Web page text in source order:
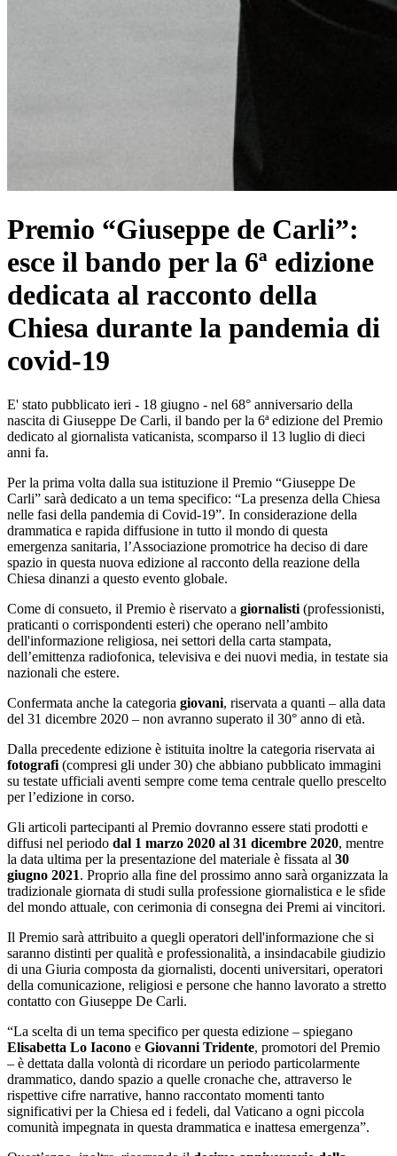
Premio “Giuseppe de Carli”:
esce il bando per la 6ª edizione
dedicata al racconto della
Chiesa durante la pandemia di
covid-19
E' stato pubblicato ieri - 18 giugno - nel 68° anniversario della
nascita di Giuseppe De Carli, il bando per la 6ª edizione del Premio
dedicato al giornalista vaticanista, scomparso il 13 luglio di dieci
anni fa.
Per la prima volta dalla sua istituzione il Premio “Giuseppe De
Carli” sarà dedicato a un tema specifico: “La presenza della Chiesa
nelle fasi della pandemia di Covid-19”. In considerazione della
drammatica e rapida diffusione in tutto il mondo di questa
emergenza sanitaria, l’Associazione promotrice ha deciso di dare
spazio in questa nuova edizione al racconto della reazione della
Chiesa dinanzi a questo evento globale.
Come di consueto, il Premio è riservato a giornalisti (professionisti,
praticanti o corrispondenti esteri) che operano nell’ambito
dell'informazione religiosa, nei settori della carta stampata,
dell’emittenza radiofonica, televisiva e dei nuovi media, in testate sia
nazionali che estere.
Confermata anche la categoria giovani, riservata a quanti – alla data
del 31 dicembre 2020 – non avranno superato il 30° anno di età.
Dalla precedente edizione è istituita inoltre la categoria riservata ai
fotografi (compresi gli under 30) che abbiano pubblicato immagini
su testate ufficiali aventi sempre come tema centrale quello prescelto
per l’edizione in corso.
Gli articoli partecipanti al Premio dovranno essere stati prodotti e
diffusi nel periodo dal 1 marzo 2020 al 31 dicembre 2020, mentre
la data ultima per la presentazione del materiale è fissata al 30
giugno 2021. Proprio alla fine del prossimo anno sarà organizzata la
tradizionale giornata di studi sulla professione giornalistica e le sfide
del mondo attuale, con cerimonia di consegna dei Premi ai vincitori.
Il Premio sarà attribuito a quegli operatori dell'informazione che si
saranno distinti per qualità e professionalità, a insindacabile giudizio
di una Giuria composta da giornalisti, docenti universitari, operatori
della comunicazione, religiosi e persone che hanno lavorato a stretto
contatto con Giuseppe De Carli.
“La scelta di un tema specifico per questa edizione – spiegano
Elisabetta Lo Iacono e Giovanni Tridente, promotori del Premio
– è dettata dalla volontà di ricordare un periodo particolarmente
drammatico, dando spazio a quelle cronache che, attraverso le
rispettive cifre narrative, hanno raccontato momenti tanto
significativi per la Chiesa ed i fedeli, dal Vaticano a ogni piccola
comunità impegnata in questa drammatica e inattesa emergenza”.